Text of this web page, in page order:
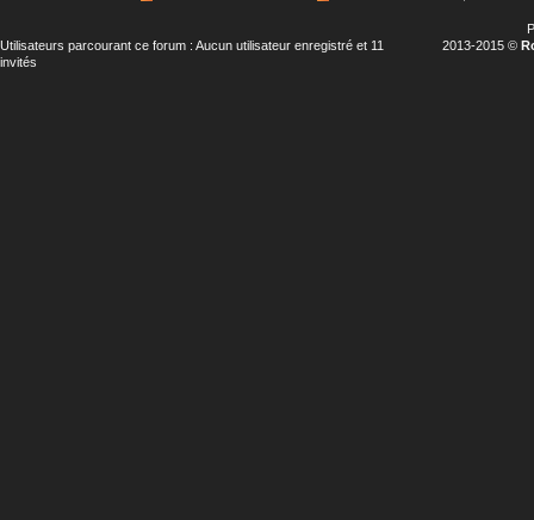
Utilisateurs parcourant ce forum : Aucun utilisateur enregistré et 11
invités
2013-2015 ©